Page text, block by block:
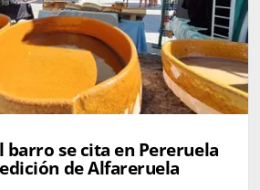
barro se cita en Pereruela
de Alfareruela